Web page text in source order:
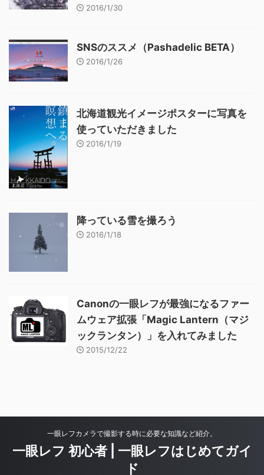
2016/1/30
SNSのススメ（Pashadelic BETA）
2016/1/26
北海道観光イメージポスターに写真を
使っていただきました
2016/1/19
降っている雪を撮ろう
2016/1/18
Canonの一眼レフが最強になるファー
ムウェア拡張「Magic Lantern（マジ
ックランタン）」を入れてみました
2015/12/22
一眼レフカメラで撮影する時に必要な知識など紹介。
一眼レフ 初心者 | 一眼レフはじめてガイ
ド